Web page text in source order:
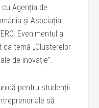
Agenția de
și Asociația
Evenimentul a
ca temă „Clusterelor
de inovație”.
pentru studenții
să